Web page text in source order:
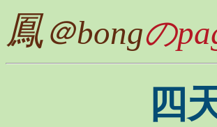
鳳＠bongの
四